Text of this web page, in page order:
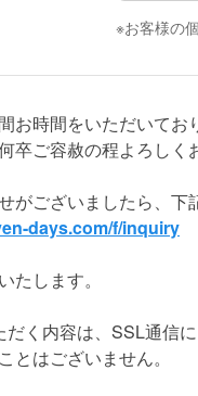
※お客様の
お時間をいただいてお
卒ご容赦の程よろしく
がございましたら、下
days.com/f/inquiry
たします。
く内容は、SSL通信
とはございません。